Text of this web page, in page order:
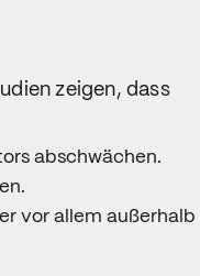
zeigen, dass
abschwächen.
vor allem außerhalb